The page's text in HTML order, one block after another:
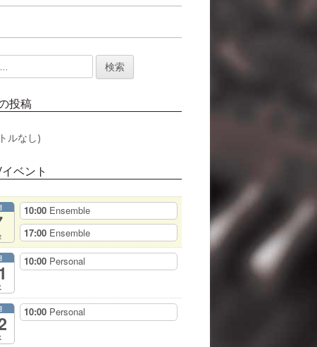
投稿
ルなし)
ベント
10:00 Ensemble
17:00 Ensemble
10:00 Personal
10:00 Personal